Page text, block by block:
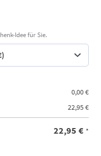
Idee für Sie.
0,00€
22,95€
22,95 € *